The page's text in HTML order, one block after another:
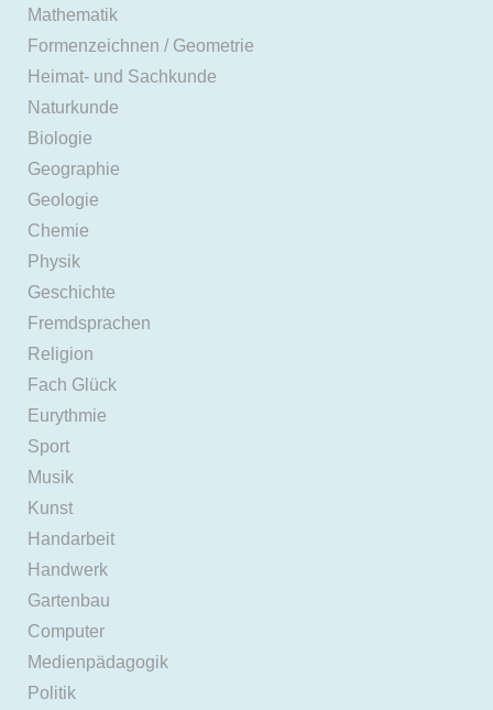
Mathematik
Formenzeichnen / Geometrie
Heimat- und Sachkunde
Naturkunde
Biologie
Geographie
Geologie
Chemie
Physik
Geschichte
Fremdsprachen
Religion
Fach Glück
Eurythmie
Sport
Musik
Kunst
Handarbeit
Handwerk
Gartenbau
Computer
Medienpädagogik
Politik